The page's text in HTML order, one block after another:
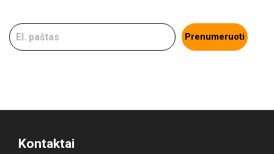
Prenumeruoti
Kontaktai